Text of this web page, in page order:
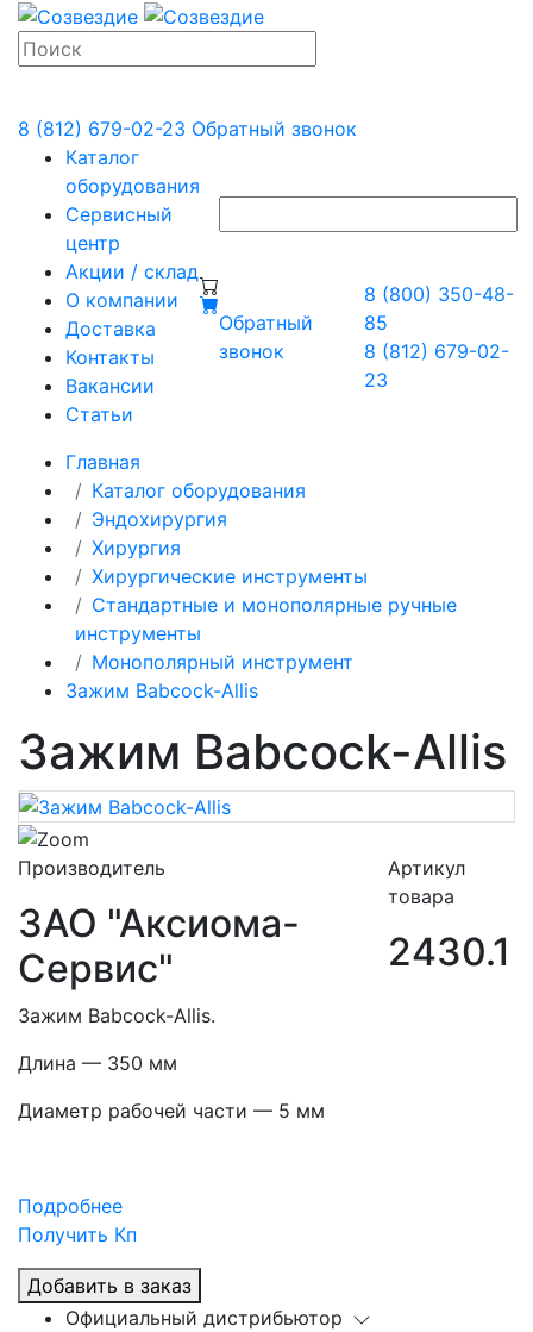
8 (812) 679-02-23 Обратный звонок
Каталог
оборудования
Сервисный
центр
Акции / склад
О компании
Доставка
Контакты
Вакансии
Статьи
Обратный
звонок
8 (800) 350-48-
85
8 (812) 679-02-
23
Главная
Каталог оборудования
Эндохирургия
Хирургия
Хирургические инструменты
Стандартные и монополярные ручные
инструменты
Монополярный инструмент
Зажим Babcock-Allis
Зажим Babcock-Allis
Производитель
ЗАО "Аксиома-
Сервис"
Артикул
товара
2430.1
Зажим Babcock-Allis.
Длина — 350 мм
Диаметр рабочей части — 5 мм
Подробнее
Получить Кп
Добавить в заказ
Официальный дистрибьютор